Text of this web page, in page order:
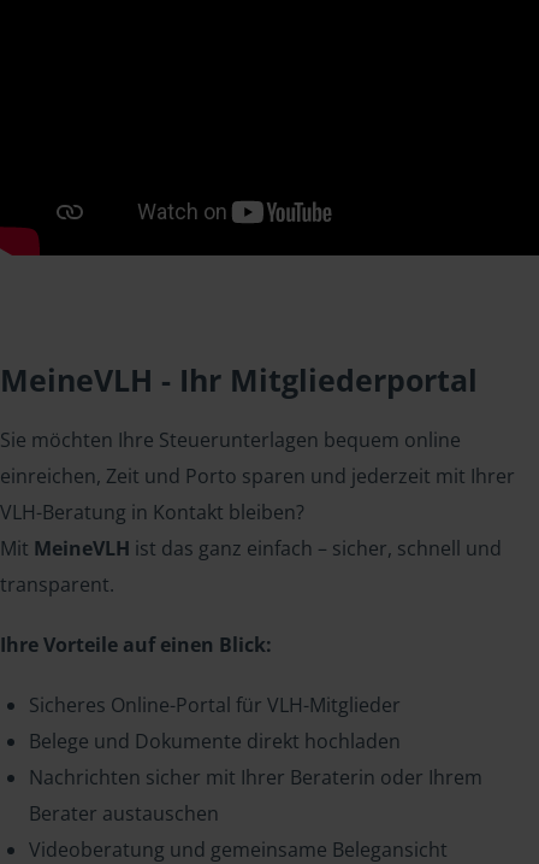
MeineVLH - Ihr Mitgliederportal
Sie möchten Ihre Steuerunterlagen bequem online
einreichen, Zeit und Porto sparen und jederzeit mit Ihrer
VLH-Beratung in Kontakt bleiben?
Mit MeineVLH ist das ganz einfach – sicher, schnell und
transparent.
Ihre Vorteile auf einen Blick:
Sicheres Online-Portal für VLH-Mitglieder
Belege und Dokumente direkt hochladen
Nachrichten sicher mit Ihrer Beraterin oder Ihrem
Berater austauschen
Videoberatung und gemeinsame Belegansicht